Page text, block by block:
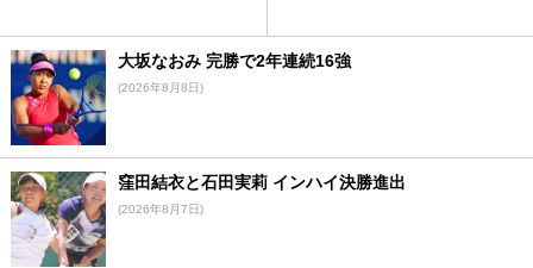
大坂なおみ 完勝で2年連続16強
(2026年8月8日)
窪田結衣と石田実莉 インハイ決勝進出
(2026年8月7日)